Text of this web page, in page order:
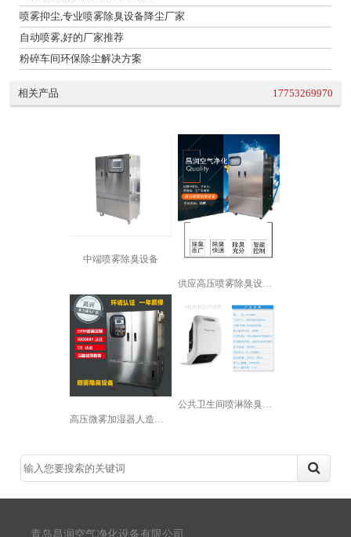
喷雾抑尘,专业喷雾除臭设备降尘厂家
自动喷雾,好的厂家推荐
粉碎车间环保除尘解决方案
相关产品 17753269970
中端喷雾除臭设备
供应高压喷雾除臭设备 工厂车间除味支...
公共卫生间喷淋除臭设备
青岛昌润空气净化设备有限公司